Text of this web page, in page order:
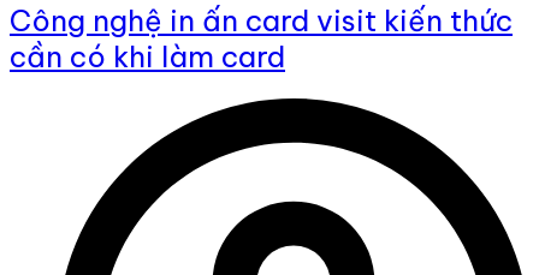
Công nghệ in ấn card visit kiến thức
cần có khi làm card